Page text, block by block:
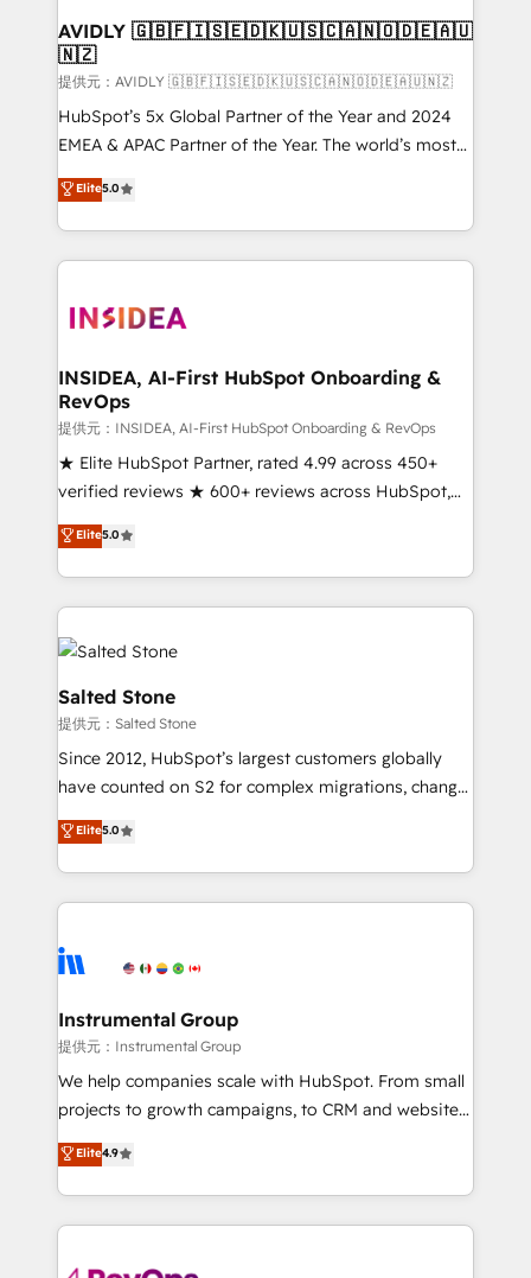
AVIDLY 🇬🇧🇫🇮🇸🇪🇩🇰🇺🇸🇨🇦🇳🇴🇩🇪🇦🇺
🇳🇿
提供元：AVIDLY 🇬🇧🇫🇮🇸🇪🇩🇰🇺🇸🇨🇦🇳🇴🇩🇪🇦🇺🇳🇿
HubSpot’s 5x Global Partner of the Year and 2024
EMEA & APAC Partner of the Year. The world’s most
experienced and fully accredited HubSpot Solutions
Partner. 🚀 With 2,750+ HubSpot projects delivered
and 370+ specialists across EMEA, APAC and NAM,
we de-risk complex CRM programmes and
multi-region migrations to AI-powered automation,
scale. 🏆 HubSpot’s CEO called us “the partner of the
future.” Others agree it is proof of trust built through
measurable impact.
Elite5.0
INSIDEA, AI-First HubSpot Onboarding &
RevOps
提供元：INSIDEA, AI-First HubSpot Onboarding & RevOps
★ Elite HubSpot Partner, rated 4.99 across 450+
verified reviews ★ 600+ reviews across HubSpot,
G2 & Clutch ★ 150+ in-house HubSpot-certified
experts ★ 1,500+ implementations across 25+
countries ★ AI-first, RevOps-led, onboarding-
obsessed INSIDEA helps growing companies turn
HubSpot into a revenue engine. We onboard your
team, migrate your data, and build AI-powered
workflows that drive adoption from week one, in
your time zone. What we do: ➤ Onboarding: Live in
weeks, with workflows built around your business,
not a template. ➤ Migration: Move from any legacy
CRM. Zero downtime, full data integrity. ➤
Implementation: Configure HubSpot to run your
revenue process. Sales, marketing, and service wired
Ongoing Management: Monthly tune-ups, feature
rollouts, adoption coaching. Buying HubSpot,
built for the work.
Elite5.0
Salted Stone
提供元：Salted Stone
Since 2012, HubSpot’s largest customers globally
have counted on S2 for complex migrations, change
management, systems integration, and creative
solutions that deliver measurable impact and
transform brand experiences As one of the few full-
service creative agencies in the HubSpot
winning design to build scalable, globally
marketing campaigns, & RevOps frameworks that
fuel long-term success We connect the entire
customer lifecycle through seamless integrations,
ensure long-term adoption with change-
and service to drive sustainable growth With 6 key
HubSpot accreditations and experience across
teams has worked with clients just like you Let’s
Elite5.0
Instrumental Group
提供元：Instrumental Group
We help companies scale with HubSpot. From small
projects to growth campaigns, to CRM and websites.
Hire an agency that's experienced in every inch of
HubSpot and willing to work hand-in-hand with your
team to simplify the complex and build a better
experience for your team and customers.
Elite4.9